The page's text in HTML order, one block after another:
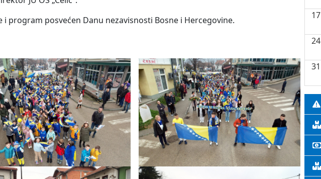
program posvećen Danu nezavisnosti Bosne i Hercegovine.
17
24
31